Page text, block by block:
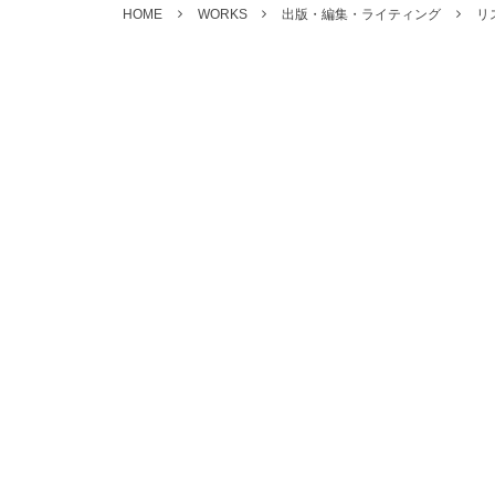
HOME WORKS 出版・編集・ライティング リ